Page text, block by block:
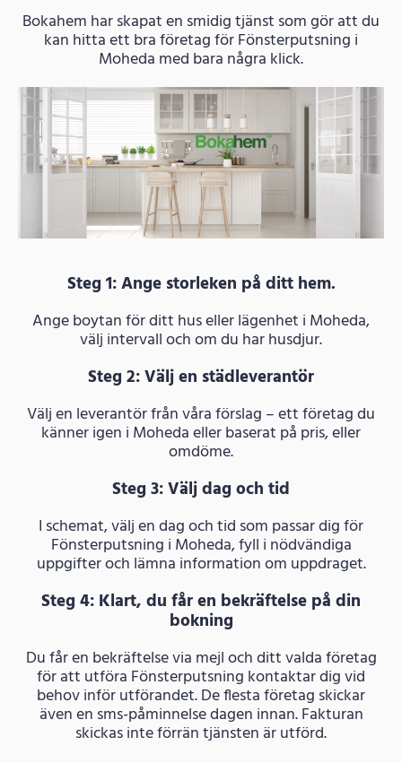
Bokahem har skapat en smidig tjänst som gör att du
kan hitta ett bra företag för Fönsterputsning i
Moheda med bara några klick.
Steg 1: Ange storleken på ditt hem.
Ange boytan för ditt hus eller lägenhet i Moheda,
välj intervall och om du har husdjur.
Steg 2: Välj en städleverantör
Välj en leverantör från våra förslag – ett företag du
känner igen i Moheda eller baserat på pris, eller
omdöme.
Steg 3: Välj dag och tid
I schemat, välj en dag och tid som passar dig för
Fönsterputsning i Moheda, fyll i nödvändiga
uppgifter och lämna information om uppdraget.
Steg 4: Klart, du får en bekräftelse på din
bokning
Du får en bekräftelse via mejl och ditt valda företag
för att utföra Fönsterputsning kontaktar dig vid
behov inför utförandet. De flesta företag skickar
även en sms-påminnelse dagen innan. Fakturan
skickas inte förrän tjänsten är utförd.